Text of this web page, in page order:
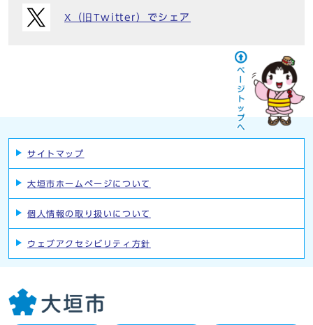
X（旧Twitter）でシェア
サイトマップ
大垣市ホームページについて
個人情報の取り扱いについて
ウェブアクセシビリティ方針